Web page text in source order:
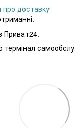
про доставку
Приват24.
термінал